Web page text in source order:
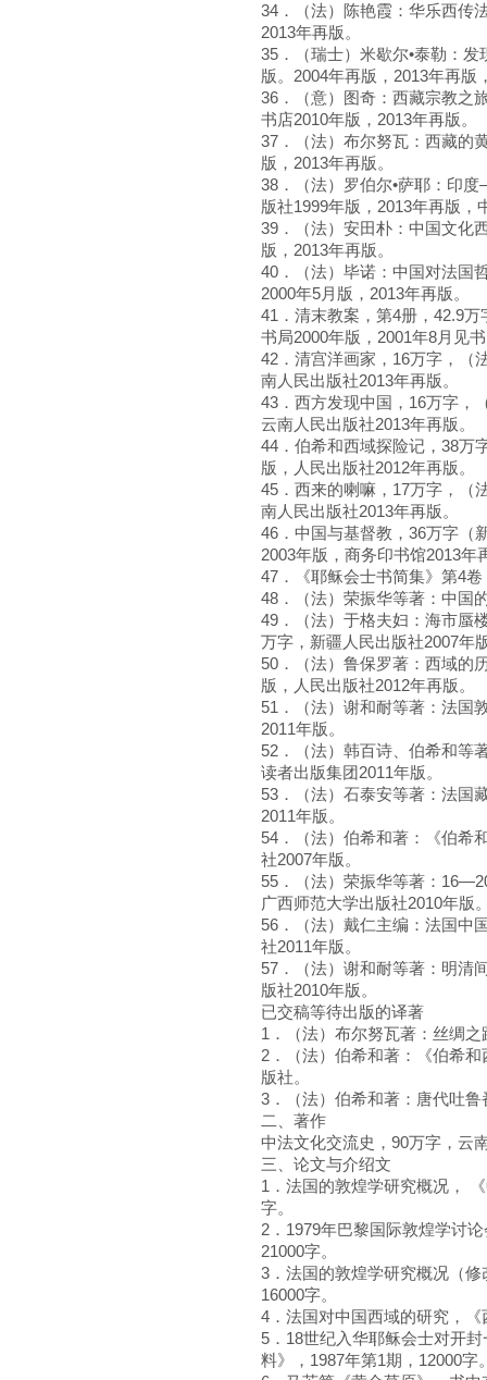
34．（法）陈艳霞：华乐西传
2013年再版。
35．（瑞士）米歇尔•泰勒：
版。2004年再版，2013年再版
36．（意）图奇：西藏宗教之
书店2010年版，2013年再版。
37．（法）布尔努瓦：西藏的
版，2013年再版。
38．（法）罗伯尔•萨耶：印
版社1999年版，2013年再版，
39．（法）安田朴：中国文化
版，2013年再版。
40．（法）毕诺：中国对法国
2000年5月版，2013年再版。
41．清末教案，第4册，42.9
书局2000年版，2001年8月见
42．清宫洋画家，16万字，（
南人民出版社2013年再版。
43．西方发现中国，16万字，
云南人民出版社2013年再版。
44．伯希和西域探险记，38万
版，人民出版社2012年再版。
45．西来的喇嘛，17万字，（
南人民出版社2013年再版。
46．中国与基督教，36万字（
2003年版，商务印书馆2013年
47．《耶稣会士书简集》第4
48．（法）荣振华等著：中国
49．（法）于格夫妇：海市
万字，新疆人民出版社2007年
50．（法）鲁保罗著：西域的
版，人民出版社2012年再版。
51．（法）谢和耐等著：法国
2011年版。
52．（法）韩百诗、伯希和等
读者出版集团2011年版。
53．（法）石泰安等著：法国
2011年版。
54．（法）伯希和著：《伯希
社2007年版。
55．（法）荣振华等著：
广西师范大学出版社2010年版
56．（法）戴仁主编：法国中
社2011年版。
57．（法）谢和耐等著：明清
版社2010年版。
已交稿等待出版的译著
1．（法）布尔努瓦著：丝绸
2．（法）伯希和著：《伯希
版社。
3．（法）伯希和著：唐代吐
二、著作
中法文化交流史，90万字，云
三、论文与介绍文
1．法国的敦煌学研究概况，
字。
2．1979年巴黎国际敦煌学讨
21000字。
3．法国的敦煌学研究概况（
16000字。
4．法国对中国西域的研究，
5．18世纪入华耶稣会士对开
料》，1987年第1期，12000字